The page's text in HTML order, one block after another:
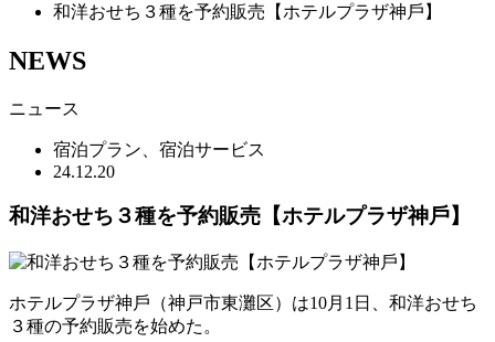
和洋おせち３種を予約販売【ホテルプラザ神⼾】
NEWS
ニュース
宿泊プラン、宿泊サービス
24.12.20
和洋おせち３種を予約販売【ホテルプラザ神⼾】
ホテルプラザ神⼾（神戸市東灘区）は10月1日、和洋おせち
３種の予約販売を始めた。